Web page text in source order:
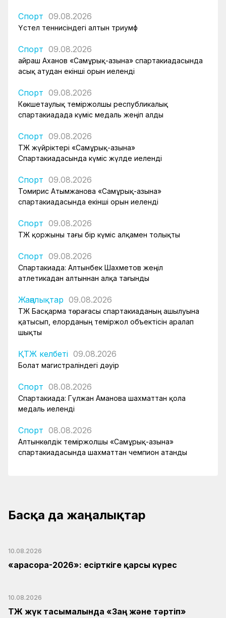
Спорт 09.08.2026
Үстел теннисіндегі алтын триумф
Спорт 09.08.2026
Қайраш Аханов «Самұрық-Қазына» спартакиадасында
асық атудан екінші орын иеленді
Спорт 09.08.2026
Көкшетаулық теміржолшы республикалық
спартакиадада күміс медаль жеңіп алды
Спорт 09.08.2026
ҚТЖ жүйріктері «Самұрық-Қазына»
Спартакиадасында күміс жүлде иеленді
Спорт 09.08.2026
Томирис Атымжанова «Самұрық-Қазына»
спартакиадасында екінші орын иеленді
Спорт 09.08.2026
ҚТЖ қоржыны тағы бір күміс алқамен толықты
Спорт 09.08.2026
Спартакиада: Алтынбек Шахметов жеңіл
атлетикадан алтыннан алқа тағынды
Жаңалықтар 09.08.2026
ҚТЖ Басқарма төрағасы спартакиаданың ашылуына
қатысып, елорданың теміржол объектісін аралап
шықты
ҚТЖ келбеті 09.08.2026
Болат магистраліндегі дәуір
Спорт 08.08.2026
Спартакиада: Гүлжан Аманова шахматтан қола
медаль иеленді
Спорт 08.08.2026
Алтынкөлдік теміржолшы «Самұрық-Қазына»
спартакиадасында шахматтан чемпион атанды
Басқа да жаңалықтар
10.08.2026
«Қарасора-2026»: есірткіге қарсы күрес
10.08.2026
ҚТЖ жүк тасымалында «Заң және тәртіп»